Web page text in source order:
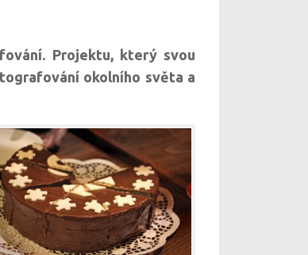
Projektu, který svou
okolního světa a